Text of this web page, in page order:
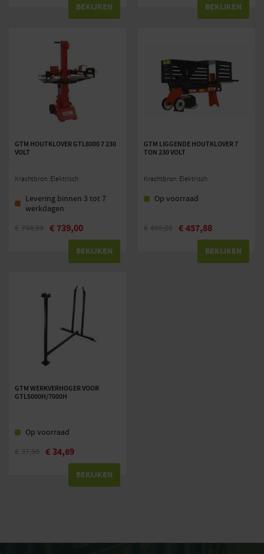
BEKIJKEN BEKIJKEN
GTM HOUTKLOVER GTL8000 7 230
VOLT
Krachtbron: Elektrisch
Levering binnen 3 tot 7
werkdagen
€ 794,99 € 739,00
BEKIJKEN
GTM LIGGENDE HOUTKLOVER 7
TON 230 VOLT
Krachtbron: Elektrisch
Op voorraad
€ 495,00 €457,88
BEKIJKEN
GTM WERKVERHOGER VOOR
GTL5000H/7000H
Op voorraad
€ 37,50 €34,69
BEKIJKEN